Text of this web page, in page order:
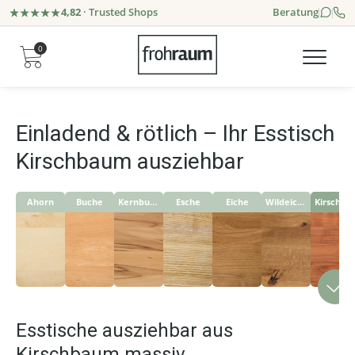
4,82 · Trusted Shops Beratung
0
Einladend & rötlich – Ihr Esstisch
Kirschbaum ausziehbar
Ahorn Buche Kernbuche Esche Eiche Wildeiche
Esstische ausziehbar aus